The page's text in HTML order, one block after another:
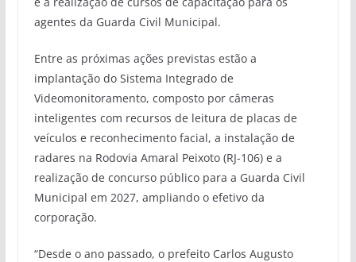
agentes da Guarda Civil Municipal.
Entre as próximas ações previstas estão a
implantação do Sistema Integrado de
Videomonitoramento, composto por câmeras
inteligentes com recursos de leitura de placas de
veículos e reconhecimento facial, a instalação de
radares na Rodovia Amaral Peixoto (RJ-106) e a
realização de concurso público para a Guarda Civil
Municipal em 2027, ampliando o efetivo da
corporação.
“Desde o ano passado, o prefeito Carlos Augusto